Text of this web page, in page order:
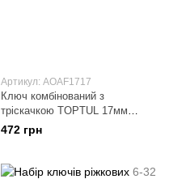
Артикул: AOAF1717
Ключ комбінований з
тріскачкою TOPTUL 17мм
AOAF1717
472 грн